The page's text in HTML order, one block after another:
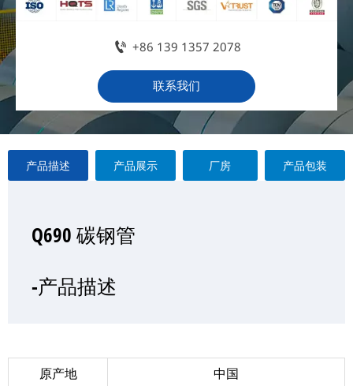
 +86 139 1357 2078
联系我们
产品描述 产品展示 厂房 产品包装
Q690 碳钢管
-产品描述
原产地
中国
Q690 碳钢管
—产品展示
Q690 碳钢管
-厂房
Q690 碳钢管
-产品包装